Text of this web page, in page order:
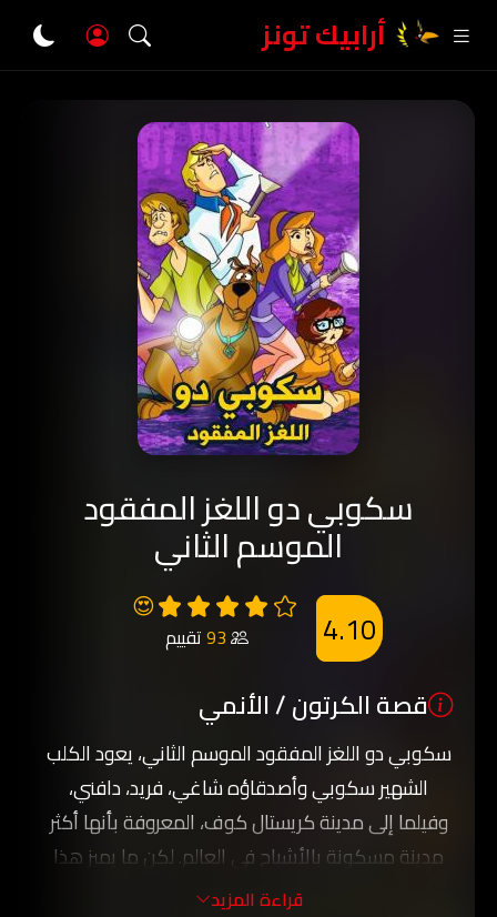
أرابيك تونز
سكوبي دو اللغز المفقود
الموسم الثاني
😍
93تقييم 4.10
قصة الكرتون / الأنمي
سكوبي دو اللغز المفقود الموسم الثاني، يعود الكلب
الشهير سكوبي وأصدقاؤه شاغي، فريد، دافني،
وفيلما إلى مدينة كريستال كوف، المعروفة بأنها أكثر
مدينة مسكونة بالأشباح في العالم. لكن ما يميز هذا
الموسم هو خيوط قصة غامضة أكبر تتكشف مع
قراءة المزيد